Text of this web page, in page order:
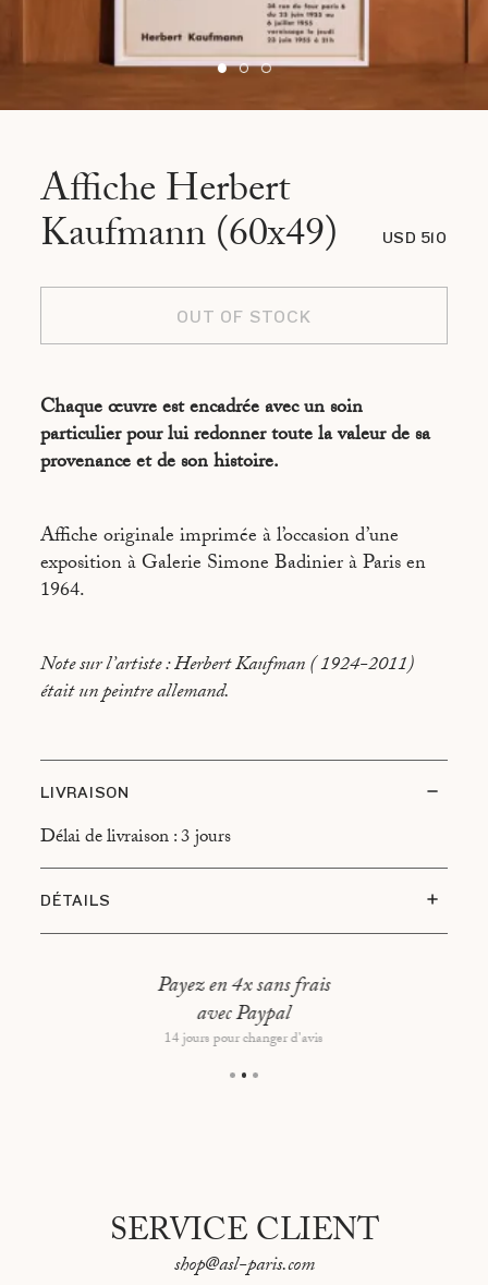
Affiche Herbert
Kaufmann (60x49) USD 510
OUT OF STOCK
Chaque œuvre est encadrée avec un soin
particulier pour lui redonner toute la valeur de sa
provenance et de son histoire.
Affiche originale imprimée à l’occasion d’une
exposition à Galerie Simone Badinier à Paris en
1964.
Note sur l’artiste : Herbert Kaufman ( 1924-2011)
était un peintre allemand.
LIVRAISON
Délai de livraison : 3 jours
DÉTAILS
Type d’encadrement : Cadre blanc, montage flottant
Dimensions hors tout : 64 × 53 cm
Payez en 4x sans frais
avec Paypal
14 jours pour changer d'avis
SERVICE CLIENT
shop@asl-paris.com